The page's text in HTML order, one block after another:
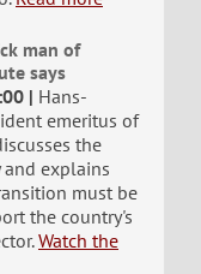
man of
says
Hans-
emeritus of
the
and explains
must be
the country's
Watch the